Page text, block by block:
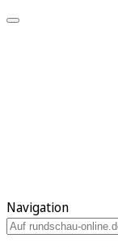
Navigation